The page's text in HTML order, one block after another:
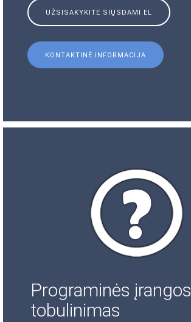
UŽSISAKYKITE SIŲSDAMI EL
KONTAKTINĖ INFORMACIJA
Programinės įrangos
tobulinimas